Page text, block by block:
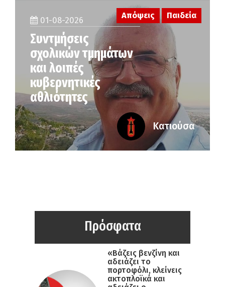
01-08-2026
Συντμήσεις
σχολικών τμημάτων
και λοιπές
κυβερνητικές
αθλιότητες
Απόψεις Παιδεία
Κατιούσα
Πρόσφατα
«Βάζεις βενζίνη και
αδειάζει το
πορτοφόλι, κλείνεις
ακτοπλοϊκά και